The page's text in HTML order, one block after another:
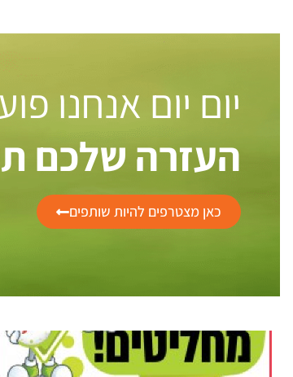
יום יום אנחנו
העזרה שלכם
כאן מצטרפים להיות שותפים